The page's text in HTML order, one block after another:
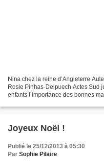
Nina chez la reine d’Angleterre
Rosie Pinhas-Delpuech Actes Sud
enfants l’importance des bonnes
Joyeux Noël !
Publié le 25/12/2013 à 05:30
Par Sophie Pilaire